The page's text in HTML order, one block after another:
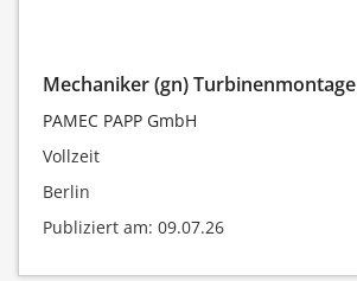
Mechaniker (gn) Turbinenmontage
PAMEC PAPP GmbH
Vollzeit
Berlin
Publiziert am: 09.07.26